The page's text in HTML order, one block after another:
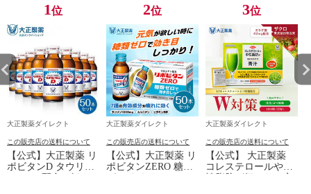
1位
大正製薬ダイレクト
この販売店の送料について
【公式】大正製薬 リ
ポビタンD タウリン
2位
大正製薬ダイレクト
この販売店の送料について
【公式】大正製薬 リ
ポビタンZERO 糖類
3位
大正製薬ダイレクト
この販売店の送料について
【公式】 大正製薬
コレステロールや中